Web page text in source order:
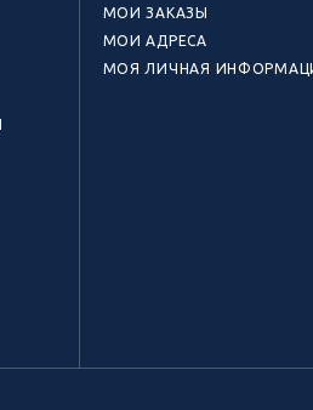
МОИ ЗАКАЗЫ
МОИ АДРЕСА
МОЯ ЛИЧНАЯ